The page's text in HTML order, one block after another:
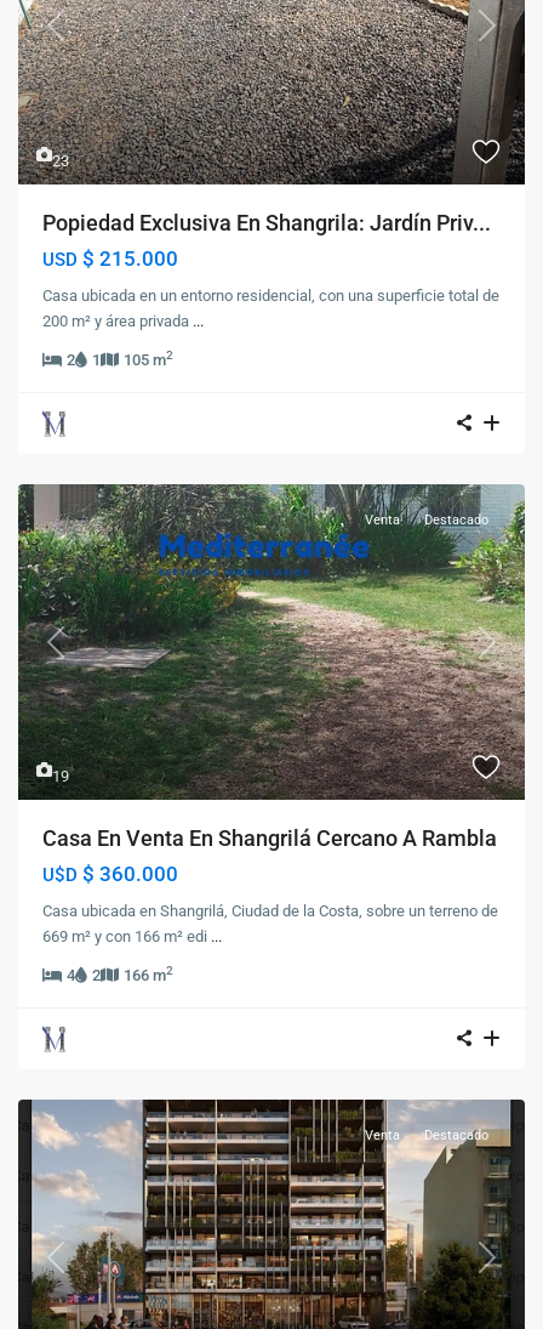
23
Previous Next
Popiedad Exclusiva En Shangrila: Jardín Priv...
USD $ 215.000
Casa ubicada en un entorno residencial, con una superficie total de
200 m² y área privada ...
2 1 105 m2
19
Previous Next
Venta Destacado
Casa En Venta En Shangrilá Cercano A Rambla
U$D $ 360.000
Casa ubicada en Shangrilá, Ciudad de la Costa, sobre un terreno de
669 m² y con 166 m² edi ...
4 2 166 m2
Previous Next
Venta Destacado